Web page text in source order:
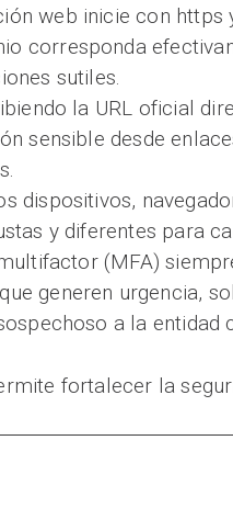
web inicie con https
corresponda
sutiles.
la URL oficial
sensible desde
dispositivos,
y diferentes para
(MFA)
generen urgencia,
a la
fortalecer la